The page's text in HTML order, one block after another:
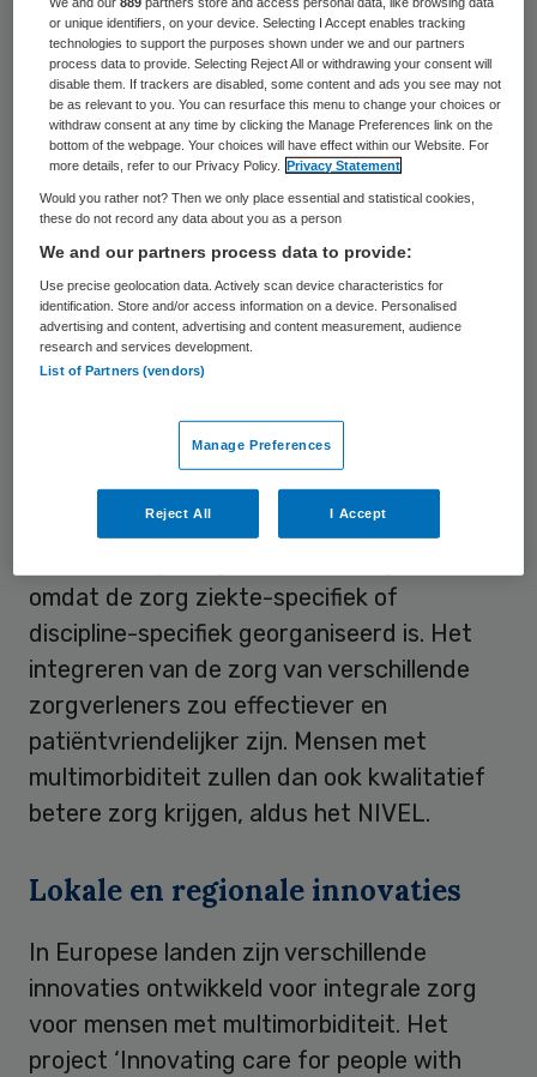
aanbod is echter nog beperkt, zo stelt
onderzoeksinstituut NIVEL vast. De
integrale zorgprogramma’s zijn vooral
gericht op mensen met een combinatie van
twee specifieke ziekten, of integreren de
zorg vanuit verschillende disciplines maar in
beperkte mate, aldus NIVEL.
Het aantal mensen met meerdere
chronische ziekten neemt in alle Europese
landen toe, constateert het NIVEL. Naar
multimorbiditeit. Zij hebben vaak zorg nodig
van verschillende zorgverleners.
Volgens het NIVEL wordt de zorg op dit
omdat de zorg ziekte-specifiek of
discipline-specifiek georganiseerd is. Het
integreren van de zorg van verschillende
zorgverleners zou effectiever en
patiëntvriendelijker zijn. Mensen met
multimorbiditeit zullen dan ook kwalitatief
betere zorg krijgen, aldus het NIVEL.
Lokale en regionale innovaties
In Europese landen zijn verschillende
innovaties ontwikkeld voor integrale zorg
voor mensen met multimorbiditeit. Het
project ‘Innovating care for people with
or unique identifiers, on your device. Selecting I Accept enables tracking
technologies to support the purposes shown under we and our partners
process data to provide. Selecting Reject All or withdrawing your consent will
disable them. If trackers are disabled, some content and ads you see may not
be as relevant to you. You can resurface this menu to change your choices or
withdraw consent at any time by clicking the Manage Preferences link on the
bottom of the webpage. Your choices will have effect within our Website. For
more details, refer to our Privacy Policy.
Privacy Statement
Would you rather not? Then we only place essential and statistical cookies,
these do not record any data about you as a person
We and our partners process data to provide:
Use precise geolocation data. Actively scan device characteristics for
identification. Store and/or access information on a device. Personalised
advertising and content, advertising and content measurement, audience
research and services development.
List of Partners (vendors)
Manage Preferences
Reject All I Accept